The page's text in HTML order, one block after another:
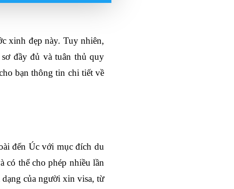
xinh đẹp này. Tuy nhiên,
đầy đủ và tuân thủ quy
bạn thông tin chi tiết về
đến Úc với mục đích du
có thể cho phép nhiều lần
của người xin visa, từ